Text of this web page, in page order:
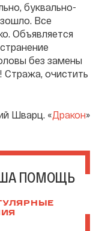
буквально-
Все
Объявляется
без замены
очистить
Шварц. «Дракон»
ПОМОЩЬ